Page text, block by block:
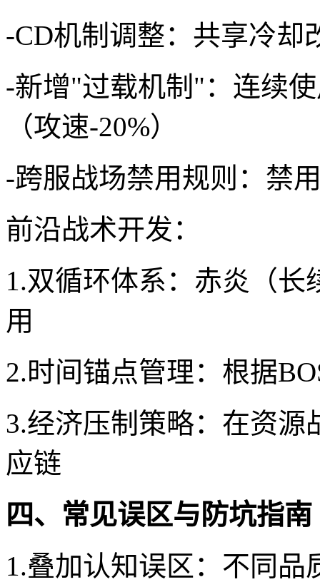
-CD机制调整：共享冷却
-新增"过载机制"：连续
（攻速-20%）
-跨服战场禁用规则：禁
前沿战术开发：
1.双循环体系：赤炎（
用
2.时间锚点管理：根据
3.经济压制策略：在资
应链
四、常见误区与防坑指南
1.叠加认知误区：不同